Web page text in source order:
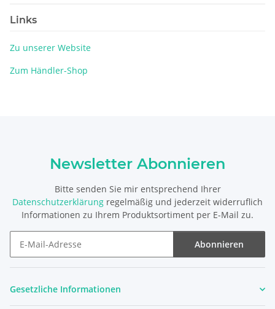
Links
Zu unserer Website
Zum Händler-Shop
Newsletter Abonnieren
Bitte senden Sie mir entsprechend Ihrer
Datenschutzerklärung regelmäßig und jederzeit widerruflich
Informationen zu Ihrem Produktsortiment per E-Mail zu.
Abonnieren
Gesetzliche Informationen